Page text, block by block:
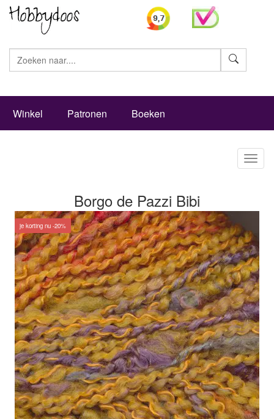
Winkel Patronen Boeken
Borgo de Pazzi Bibi
je korting nu -20%